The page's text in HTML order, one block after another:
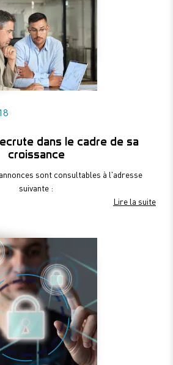
dans le cadre de sa
croissance
sont consultables à l'adresse
suivante :
Lire la suite